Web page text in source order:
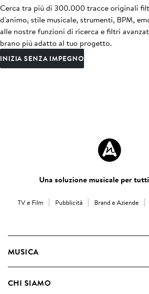
Cerca tra più di 300.000 tracce originali
d'animo, stile musicale, strumenti, BPM,
alle nostre funzioni di ricerca e filtri
brano più adatto al tuo progetto.
INIZIA SENZA IMPEGNO
Una soluzione musicale per
TV e Film Pubblicità Brand e Aziende
MUSICA
Cerca
CHI SIAMO